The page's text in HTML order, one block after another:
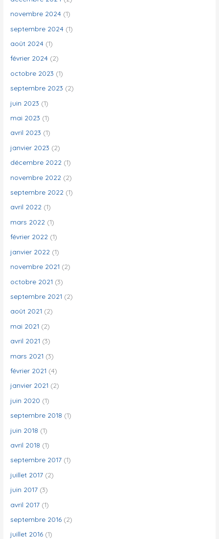
novembre 2024 (1)
septembre 2024 (1)
août 2024 (1)
février 2024 (2)
octobre 2023 (1)
septembre 2023 (2)
juin 2023 (1)
mai 2023 (1)
avril 2023 (1)
janvier 2023 (2)
décembre 2022 (1)
novembre 2022 (2)
septembre 2022 (1)
avril 2022 (1)
mars 2022 (1)
février 2022 (1)
janvier 2022 (1)
novembre 2021 (2)
octobre 2021 (3)
septembre 2021 (2)
août 2021 (2)
mai 2021 (2)
avril 2021 (3)
mars 2021 (3)
février 2021 (4)
janvier 2021 (2)
juin 2020 (1)
septembre 2018 (1)
juin 2018 (1)
avril 2018 (1)
septembre 2017 (1)
juillet 2017 (2)
juin 2017 (3)
avril 2017 (1)
septembre 2016 (2)
juillet 2016 (1)